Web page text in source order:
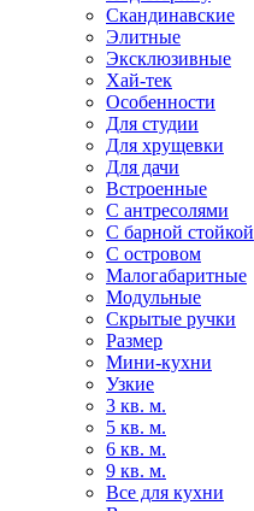
Скандинавские
Элитные
Эксклюзивные
Хай-тек
Особенности
Для студии
Для хрущевки
Для дачи
Встроенные
С антресолями
С барной стойкой
С островом
Малогабаритные
Модульные
Скрытые ручки
Размер
Мини-кухни
Узкие
3 кв. м.
5 кв. м.
6 кв. м.
9 кв. м.
Все для кухни